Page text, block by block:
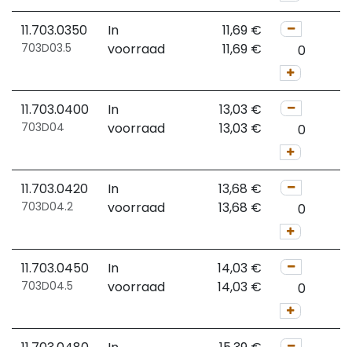
11.703.0350
703D03.5
In
voorraad
11,69 €
11,69 €
11.703.0400
703D04
In
voorraad
13,03 €
13,03 €
11.703.0420
703D04.2
In
voorraad
13,68 €
13,68 €
11.703.0450
703D04.5
In
voorraad
14,03 €
14,03 €